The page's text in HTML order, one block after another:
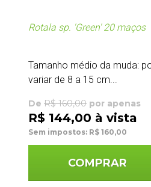
Rotala sp. 'Green' 20 maços
Tamanho médio da muda:
variar de 8 a 15 cm...
De R$ 160,00por apenas
R$ 144,00 à vista
Sem impostos: R$ 160,00
COMPRAR